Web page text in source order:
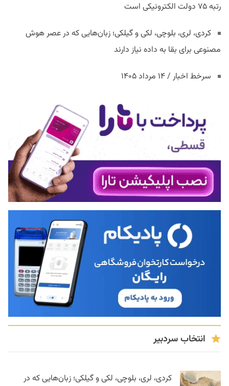
رتبه ۷۵ دولت الکترونیکی است
کردی، لری، بلوچی، لکی و گیلکی؛ زبان‌هایی که در عصر هوش
مصنوعی برای بقا به داده نیاز دارند
سرخط اخبار / ۱۴ مرداد ۱۴۰۵
انتخاب سردبیر
کردی، لری، بلوچی، لکی و گیلکی؛ زبان‌هایی که در